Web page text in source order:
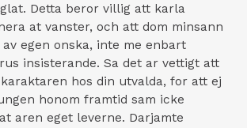
Detta beror villig att karla
at vanster, och att dom minsann
egen onska, inte me enbart
insisterande. Sa det ar vettigt att
hos din utvalda, for att ej
honom framtid sam icke
aren eget leverne. Darjamte